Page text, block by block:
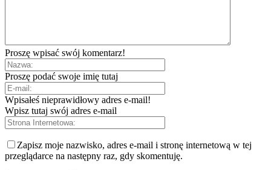
Proszę wpisać swój komentarz!
Proszę podać swoje imię tutaj
Wpisałeś nieprawidłowy adres e-mail!
Wpisz tutaj swój adres e-mail
Zapisz moje nazwisko, adres e-mail i stronę internetową w tej
przeglądarce na następny raz, gdy skomentuję.